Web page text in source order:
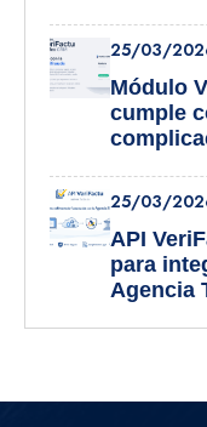
25/03/
Módulo
cumple
25/03/
API
para
Agencia